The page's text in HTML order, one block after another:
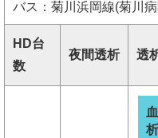
バス：菊川浜岡線(菊川
HD台
数
夜間透析 透